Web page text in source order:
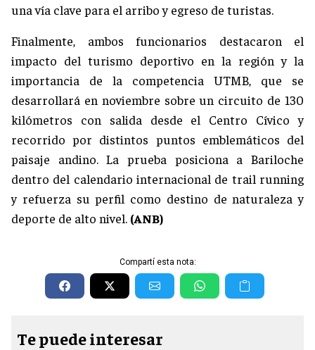
una vía clave para el arribo y egreso de turistas.
Finalmente, ambos funcionarios destacaron el
impacto del turismo deportivo en la región y la
importancia de la competencia UTMB, que se
desarrollará en noviembre sobre un circuito de 130
kilómetros con salida desde el Centro Cívico y
recorrido por distintos puntos emblemáticos del
paisaje andino. La prueba posiciona a Bariloche
dentro del calendario internacional de trail running
y refuerza su perfil como destino de naturaleza y
deporte de alto nivel. (ANB)
Compartí esta nota:
Te puede interesar